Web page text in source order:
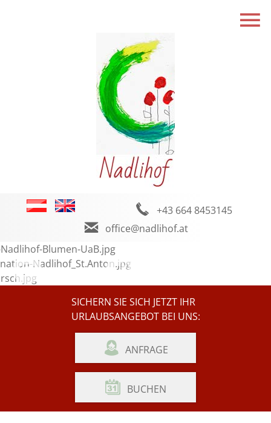
+43 664 8453145
office@nadlihof.at
SICHERN SIE SICH JETZT IHR
URLAUBSANGEBOT BEI UNS:
ANFRAGE
BUCHEN